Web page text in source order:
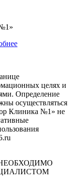
целях и
Определение
осуществляться
Клиника №1» не